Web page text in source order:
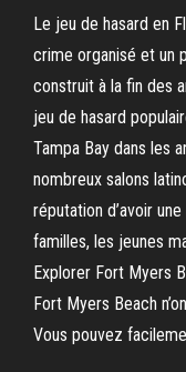
Le jeu de hasard en
crime organisé et un
construit à la fin des
jeu de hasard
Tampa Bay dans les
nombreux salons
réputation d’avoir
familles, les jeunes
Explorer Fort Myers
Fort Myers Beach
Vous pouvez